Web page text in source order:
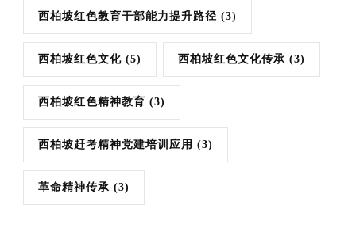
西柏坡红色教育干部能力提升路径 (3)
西柏坡红色文化 (5) 西柏坡红色文化传承 (3)
西柏坡红色精神教育 (3)
西柏坡赶考精神党建培训应用 (3)
革命精神传承 (3)